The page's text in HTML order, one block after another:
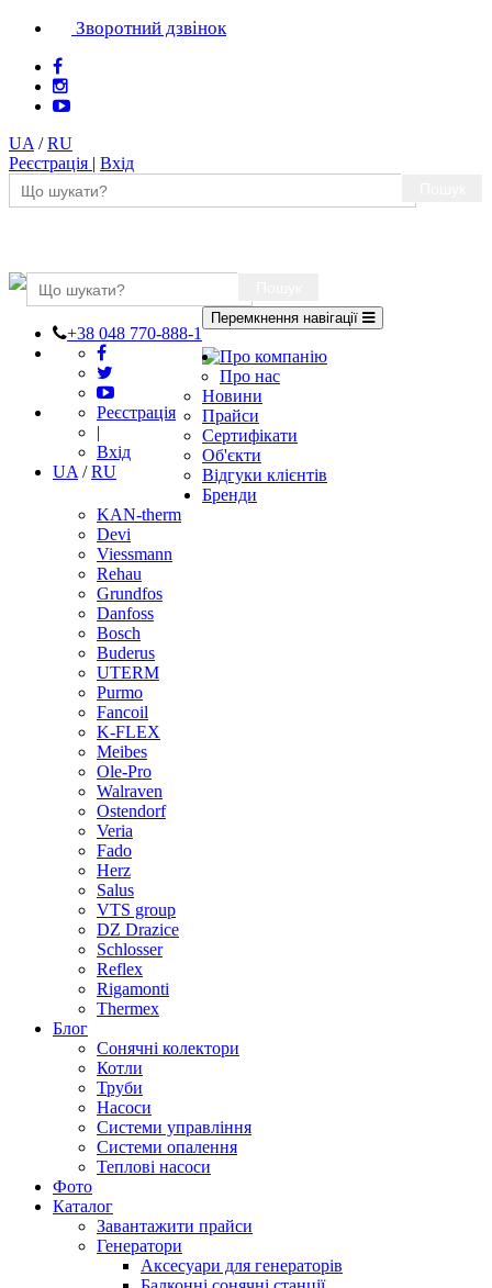
Зворотний дзвінок
UA /RU
Реєстрація | Вхід
+38 048 770-888-1
Реєстрація
|
Вхід
UA /RU
Перемкнення навігації
Про компанію
Про нас
Новини
Прайси
Сертифікати
Об'єкти
Відгуки клієнтів
Бренди
KAN-therm
Devi
Viessmann
Rehau
Grundfos
Danfoss
Bosch
Buderus
UTERM
Purmo
Fancoil
K-FLEX
Meibes
Ole-Pro
Walraven
Ostendorf
Veria
Fado
Herz
Salus
VTS group
DZ Drazice
Schlosser
Reflex
Rigamonti
Thermex
Блог
Сонячні колектори
Котли
Труби
Насоси
Системи управління
Системи опалення
Теплові насоси
Фото
Каталог
Завантажити прайси
Генератори
Аксесуари для генераторів